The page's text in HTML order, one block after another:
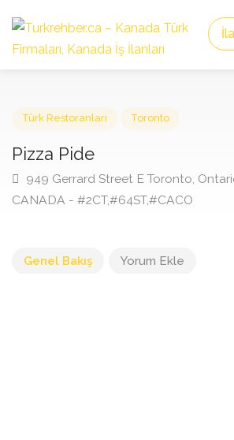
Pizza Pide
949 Gerrard Street E Toronto,
Genel Bakış Yorum Ekle